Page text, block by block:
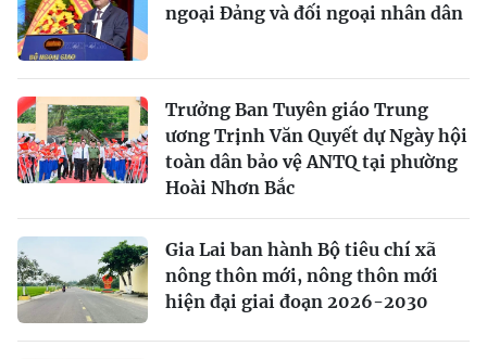
ngoại Đảng và đối ngoại nhân dân
Trưởng Ban Tuyên giáo Trung
ương Trịnh Văn Quyết dự Ngày hội
toàn dân bảo vệ ANTQ tại phường
Hoài Nhơn Bắc
Gia Lai ban hành Bộ tiêu chí xã
nông thôn mới, nông thôn mới
hiện đại giai đoạn 2026-2030